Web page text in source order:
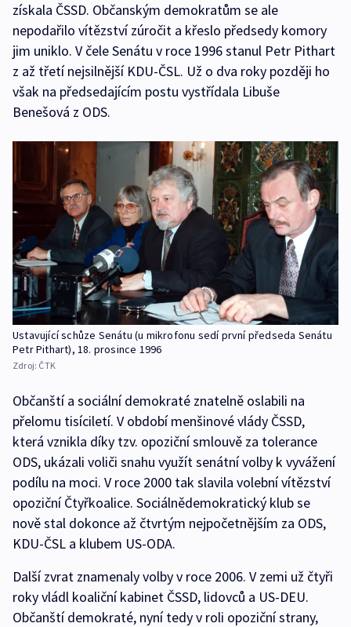
získala ČSSD. Občanským demokratům se ale
nepodařilo vítězství zúročit a křeslo předsedy komory
jim uniklo. V čele Senátu v roce 1996 stanul Petr Pithart
z až třetí nejsilnější KDU-ČSL. Už o dva roky později ho
však na předsedajícím postu vystřídala Libuše
Benešová z ODS.
Ustavující schůze Senátu (u mikrofonu sedí první předseda Senátu
Petr Pithart), 18. prosince 1996
Zdroj: ČTK
Občanští a sociální demokraté znatelně oslabili na
přelomu tisíciletí. V období menšinové vlády ČSSD,
která vznikla díky tzv. opoziční smlouvě za tolerance
ODS, ukázali voliči snahu využít senátní volby k vyvážení
podílu na moci. V roce 2000 tak slavila volební vítězství
opoziční Čtyřkoalice. Sociálnědemokratický klub se
nově stal dokonce až čtvrtým nejpočetnějším za ODS,
KDU-ČSL a klubem US-ODA.
Další zvrat znamenaly volby v roce 2006. V zemi už čtyři
roky vládl koaliční kabinet ČSSD, lidovců a US-DEU.
Občanští demokraté, nyní tedy v roli opoziční strany,